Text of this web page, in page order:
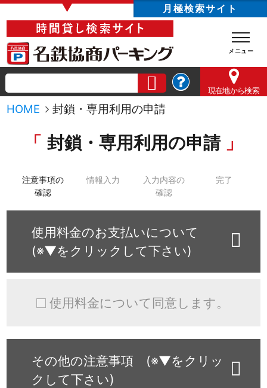
▼ 月極検索サイト
現在地から検索
HOME 封鎖・専用利用の申請
封鎖・専用利用の申請
注意事項の
確認
情報入力
入力内容の
確認
完了
使用料金のお支払いについて
(※▼をクリックして下さい)
使用料金について同意します。
その他の注意事項 (※▼をクリッ
クして下さい)